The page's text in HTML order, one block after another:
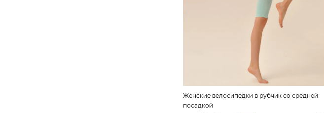
Женские велосипедки в рубчик со средней
посадкой